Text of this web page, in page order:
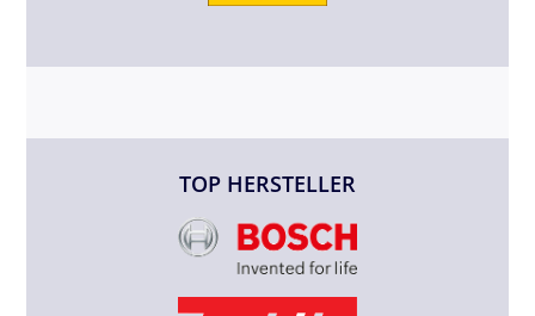
TOP HERSTELLER